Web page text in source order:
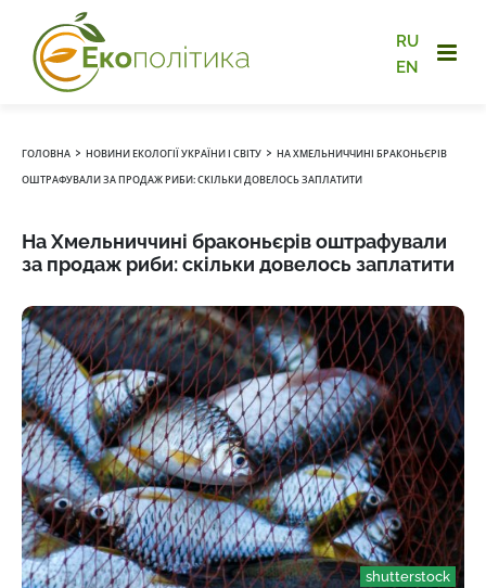
RU
EN
ГОЛОВНА › НОВИНИ ЕКОЛОГІЇ УКРАЇНИ І СВІТУ › НА ХМЕЛЬНИЧЧИНІ БРАКОНЬЄРІВ
ОШТРАФУВАЛИ ЗА ПРОДАЖ РИБИ: СКІЛЬКИ ДОВЕЛОСЬ ЗАПЛАТИТИ
На Хмельниччині браконьєрів оштрафували
за продаж риби: скільки довелось заплатити
shutterstock